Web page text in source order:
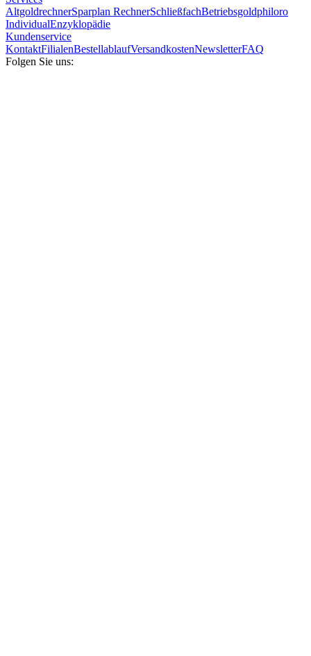
AltgoldrechnerSparplan RechnerSchließfachBetriebsgoldphiloro
IndividualEnzyklopädie
Kundenservice
KontaktFilialenBestellablaufVersandkostenNewsletterFAQ
Folgen Sie uns: